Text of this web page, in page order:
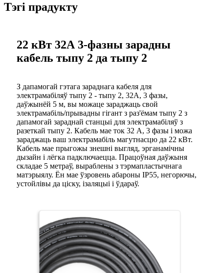
Тэгі прадукту
22 кВт 32А 3-фазны зарадны
кабель тыпу 2 да тыпу 2
З дапамогай гэтага зараднага кабеля для
электрамабіляў тыпу 2 - тыпу 2, 32A, 3 фазы,
даўжынёй 5 м, вы можаце зараджаць свой
электрамабіль/прывадны гігант з раз'ёмам тыпу 2 з
дапамогай зараднай станцыі для электрамабіляў з
разеткай тыпу 2. Кабель мае ток 32 А, 3 фазы і можа
зараджаць ваш электрамабіль магутнасцю да 22 кВт.
Кабель мае прыгожы знешні выгляд, эрганамічны
дызайн і лёгка падключаецца. Працоўная даўжыня
складае 5 метраў, выраблены з тэрмапластычнага
матэрыялу. Ён мае ўзровень абароны IP55, негорючы,
устойлівы да ціску, ізаляцыі і ўдараў.